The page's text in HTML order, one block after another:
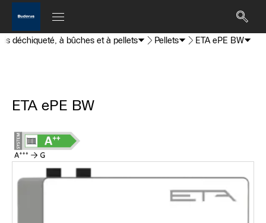
déchiqueté, à bûches et à pellets Pellets ETA ePE BW
ETA ePE BW